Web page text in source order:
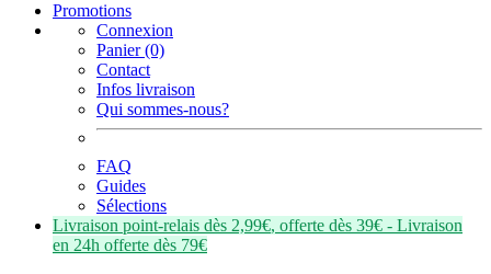
Promotions
Connexion
Panier (0)
Contact
Infos livraison
Qui sommes-nous?
FAQ
Guides
Sélections
Livraison point-relais dès 2,99€, offerte dès 39€ - Livraison
en 24h offerte dès 79€